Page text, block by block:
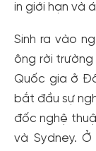
in giới hạn và
Sinh ra vào
ông rời
Quốc gia ở
bắt đầu sự
đốc nghệ
và Sydney.